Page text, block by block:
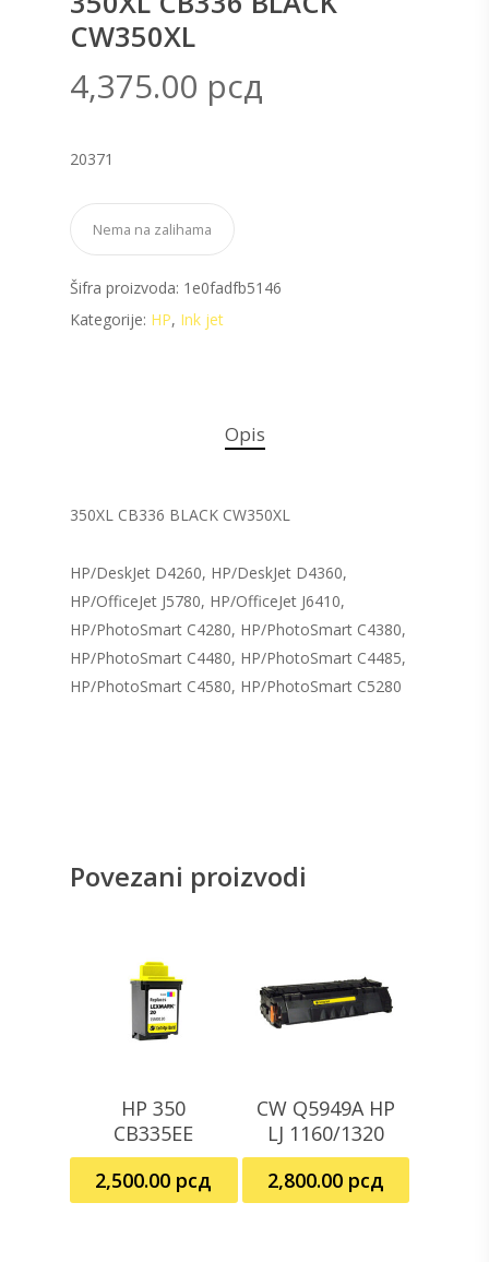
CW350XL
4,375.00 рсд
20371
Nema na zalihama
Šifra proizvoda: 1e0fadfb5146
Kategorije: HP, Ink jet
Opis
350XL CB336 BLACK CW350XL
HP/DeskJet D4260, HP/DeskJet D4360,
HP/OfficeJet J5780, HP/OfficeJet J6410,
HP/PhotoSmart C4280, HP/PhotoSmart C4380,
HP/PhotoSmart C4480, HP/PhotoSmart C4485,
HP/PhotoSmart C4580, HP/PhotoSmart C5280
Povezani proizvodi
Dodaj U Korpu
HP 350
CB335EE
2,500.00 рсд
Dodaj U Korpu
CW Q5949A HP
LJ 1160/1320
2,800.00 рсд